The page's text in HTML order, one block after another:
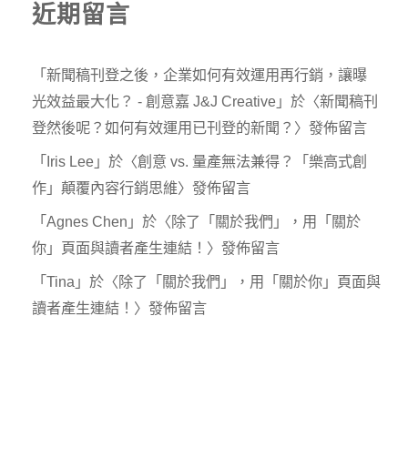
近期留言
「 新聞稿刊登之後，企業如何有效運用再行銷，讓曝
光效益最大化？ - 創意嘉 J&J Creative 」於〈新聞稿刊
登然後呢？如何有效運用已刊登的新聞？ 〉發佈留言
「 Iris Lee 」於〈創意 vs. 量產無法兼得？「樂高式創
作」顛覆內容行銷思維〉發佈留言
「 Agnes Chen 」於〈 除了「關於我們」，用「關於
你」頁面與讀者產生連結！ 〉發佈留言
「 Tina 」於〈 除了「關於我們」，用「關於你」頁面與
讀者產生連結！ 〉發佈留言